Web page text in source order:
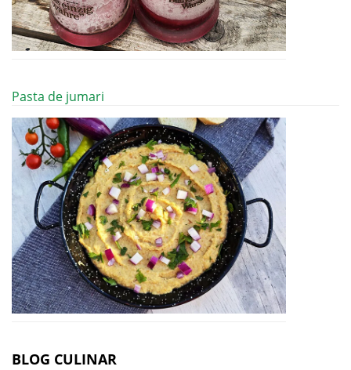
Pasta de jumari
BLOG CULINAR